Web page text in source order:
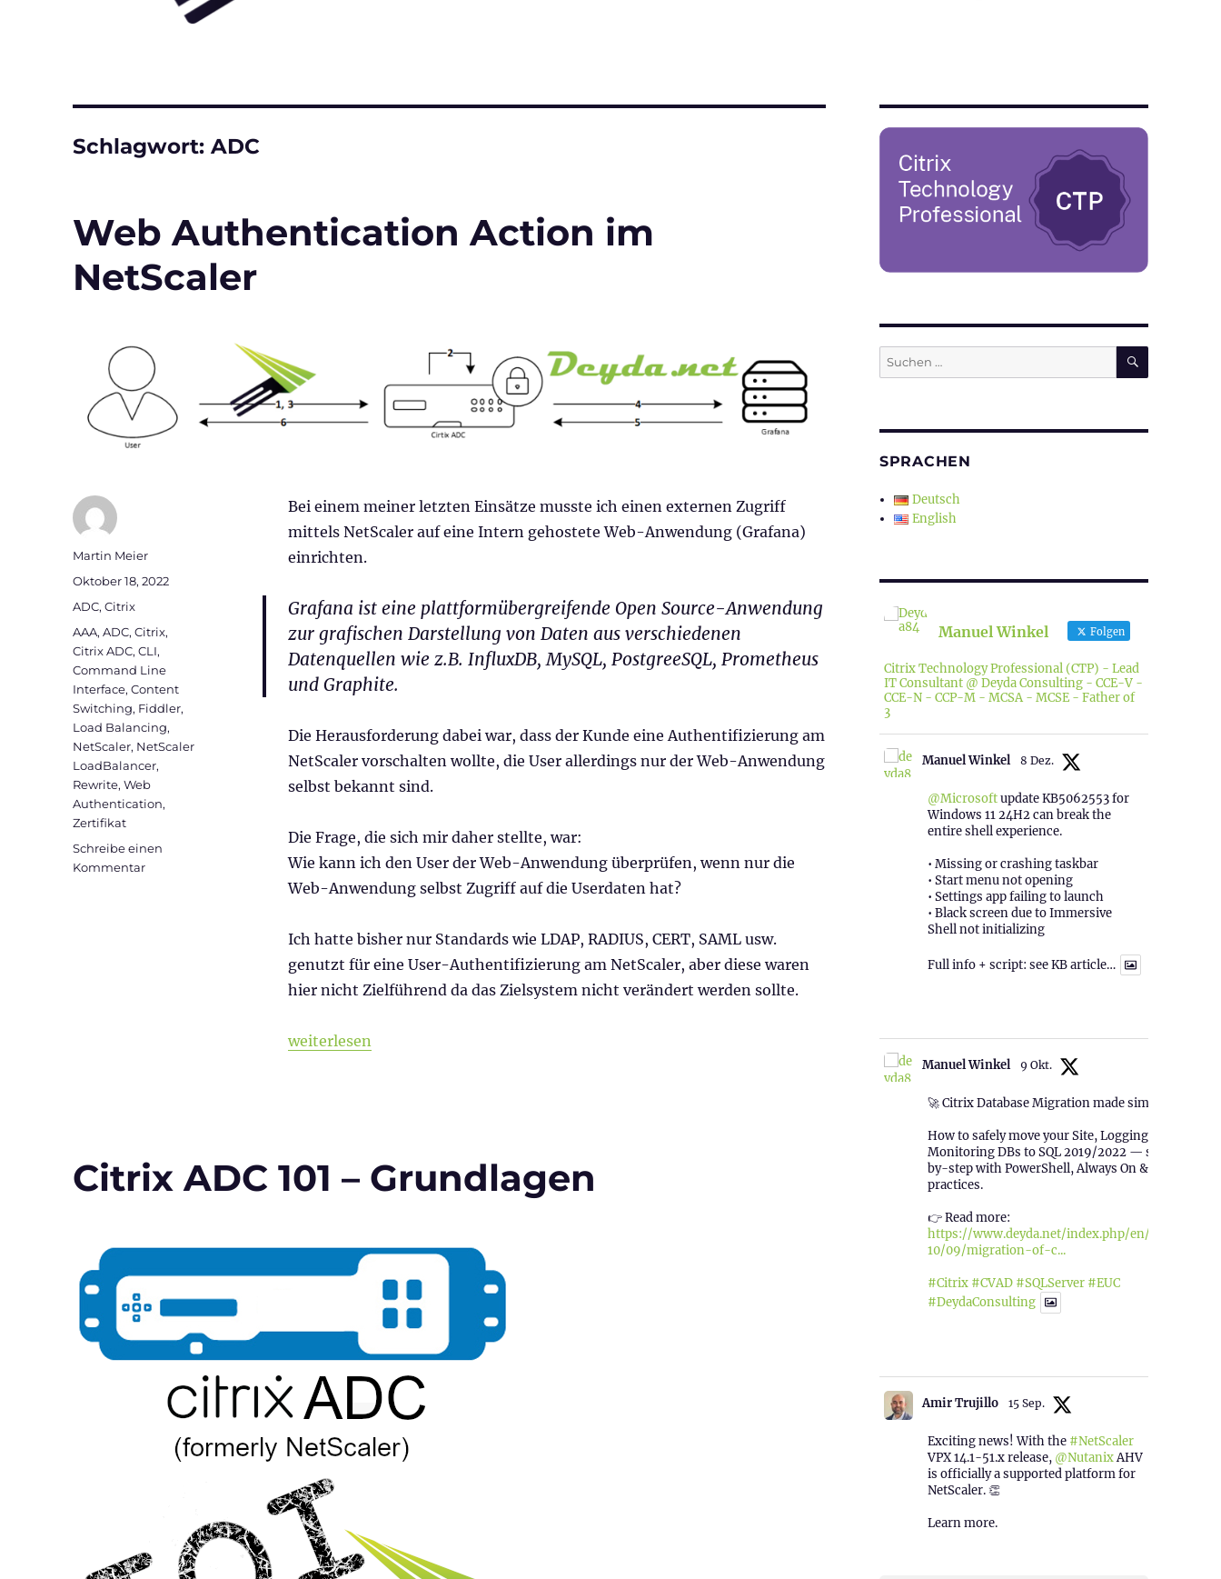
Schlagwort:ADC
Web Authentication Action im
NetScaler
Bei einem meiner letzten Einsätze musste ich einen externen Zugriff
mittels NetScaler auf eine Intern gehostete Web-Anwendung (Grafana)
einrichten.
Grafana ist eine plattformübergreifende Open Source-Anwendung
zur grafischen Darstellung von Daten aus verschiedenen
Datenquellen wie z.B. InfluxDB, MySQL, PostgreeSQL, Prometheus
und Graphite.
Die Herausforderung dabei war, dass der Kunde eine Authentifizierung am
NetScaler vorschalten wollte, die User allerdings nur der Web-Anwendung
selbst bekannt sind.
Die Frage, die sich mir daher stellte, war:
Wie kann ich den User der Web-Anwendung überprüfen, wenn nur die
Web-Anwendung selbst Zugriff auf die Userdaten hat?
Ich hatte bisher nur Standards wie LDAP, RADIUS, CERT, SAML usw.
genutzt für eine User-Authentifizierung am NetScaler, aber diese waren
hier nicht Zielführend da das Zielsystem nicht verändert werden sollte.
„Web Authentication Action im NetScaler“
weiterlesen
Autor
Martin Meier
Veröffentlicht
am
Oktober 18, 2022
Kategorien
ADC,Citrix
Schlagwörter
AAA,ADC,Citrix,
Citrix ADC,CLI,
Command Line
Interface,Content
Switching, Fiddler,
Load Balancing,
NetScaler, NetScaler
LoadBalancer,
Rewrite,Web
Authentication,
Zertifikat
Schreibe einen
Kommentarzu
Citrix ADC 101 – Grundlagen
Suchen
nach:
SUCHEN
SPRACHEN
Deutsch
English
Manuel Winkel Folgen
Citrix Technology Professional (CTP) - Lead
IT Consultant @ Deyda Consulting - CCE-V -
CCE-N - CCP-M - MCSA - MCSE - Father of
3
Manuel Winkel 8 Dez.
@Microsoftupdate KB5062553 for
Windows 11 24H2 can break the
entire shell experience.
• Missing or crashing taskbar
• Start menu not opening
• Settings app failing to launch
• Black screen due to Immersive
Shell not initializing
Full info + script: see KB article…
Manuel Winkel 9 Okt.
🚀 Citrix Database Migration made simple!
How to safely move your Site, Logging &
Monitoring DBs to SQL 2019/2022 — step-
by-step with PowerShell, Always On & best
practices.
👉 Read more:
https://www.deyda.net/index.php/en/2025/
10/09/migration-of-c...
#Citrix #CVAD #SQLServer #EUC
#DeydaConsulting
Amir Trujillo 15 Sep.
Exciting news! With the #NetScaler
VPX 14.1-51.x release, @NutanixAHV
is officially a supported platform for
NetScaler. 👏
Learn more.